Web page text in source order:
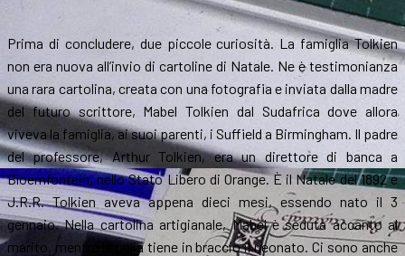
Prima di concludere, due piccole curiosità. La famiglia Tolkien
non era nuova all’invio di cartoline di Natale. Ne è testimonianza
una rara cartolina, creata con una fotografia e inviata dalla madre
del futuro scrittore, Mabel Tolkien dal Sudafrica dove allora
viveva la famiglia, ai suoi parenti, i Suffield a Birmingham. Il padre
del professore, Arthur Tolkien, era un direttore di banca a
Bloemfontein, nello Stato Libero di Orange. È il Natale del 1892 e
J.R.R. Tolkien aveva appena dieci mesi, essendo nato il 3
gennaio. Nella cartolina artigianale, Mabel è seduta accanto al
marito, mentre la balia tiene in braccio il neonato. Ci sono anche